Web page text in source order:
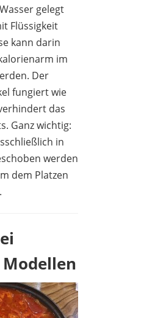
gelegt
Flüssigkeit
kann darin
im
Der
fungiert wie
das
Ganz wichtig:
in
werden
dem Platzen